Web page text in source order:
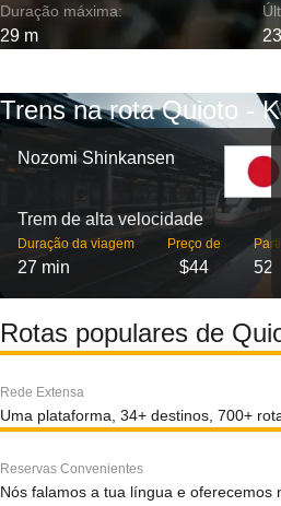
Duração máxima:
29 m
Trens na rota Quioto -
Nozomi Shinkansen
Trem de alta velocidade
Duração da viagem
27 min
Preço de
$44 52
Rotas populares de
Rede Extensa
Uma plataforma, 34+ destinos, 700+
Reservas Convenientes
Nós falamos a tua língua e oferecemos